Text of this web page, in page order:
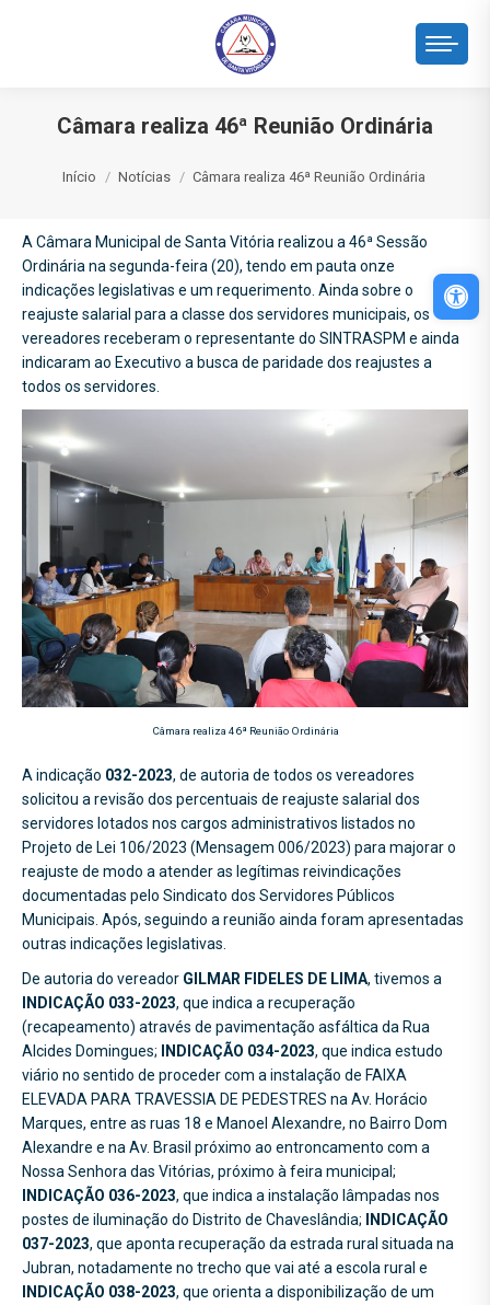
Câmara realiza 46ª Reunião Ordinária
Início Notícias Câmara realiza 46ª Reunião Ordinária
A Câmara Municipal de Santa Vitória realizou a 46ª Sessão
Ordinária na segunda-feira (20), tendo em pauta onze
indicações legislativas e um requerimento. Ainda sobre o
reajuste salarial para a classe dos servidores municipais, os
vereadores receberam o representante do SINTRASPM e ainda
indicaram ao Executivo a busca de paridade dos reajustes a
todos os servidores.
Câmara realiza 46ª Reunião Ordinária
A indicação 032-2023, de autoria de todos os vereadores
solicitou a revisão dos percentuais de reajuste salarial dos
servidores lotados nos cargos administrativos listados no
Projeto de Lei 106/2023 (Mensagem 006/2023) para majorar o
reajuste de modo a atender as legítimas reivindicações
documentadas pelo Sindicato dos Servidores Públicos
Municipais. Após, seguindo a reunião ainda foram apresentadas
outras indicações legislativas.
De autoria do vereador GILMAR FIDELES DE LIMA, tivemos a
INDICAÇÃO 033-2023, que indica a recuperação
(recapeamento) através de pavimentação asfáltica da Rua
Alcides Domingues;
INDICAÇÃO 034-2023, que indica estudo
viário no sentido de proceder com a instalação de FAIXA
ELEVADA PARA TRAVESSIA DE PEDESTRES na Av. Horácio
Marques, entre as ruas 18 e Manoel Alexandre, no Bairro Dom
Alexandre e na Av. Brasil próximo ao entroncamento com a
Nossa Senhora das Vitórias, próximo à feira municipal;
INDICAÇÃO 036-2023, que indica a instalação lâmpadas nos
postes de iluminação do Distrito de Chaveslândia;
INDICAÇÃO
037-2023, que aponta recuperação da estrada rural situada na
Jubran, notadamente no trecho que vai até a escola rural e
INDICAÇÃO 038-2023, que orienta a disponibilização de um